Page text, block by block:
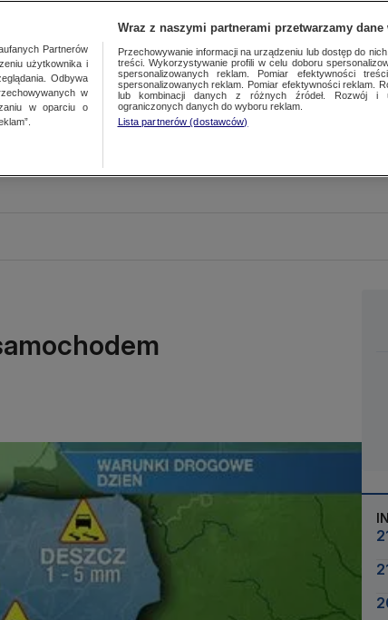
Partnerów
użytkownika i
Odbywa
w
w oparciu o
Wraz z naszymi partnerami przetwarzamy
Przechowywanie informacji na urządzeniu lub dostęp do
treści. Wykorzystywanie profili w celu doboru
spersonalizowanych reklam. Pomiar efektywności
spersonalizowanych reklam. Pomiar efektywności reklam.
lub kombinacji danych z różnych źródeł. Rozwój i
ograniczonych danych do wyboru reklam.
Lista partnerów (dostawców)